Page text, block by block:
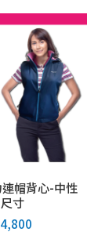
帽背心-中性
尺寸
4,800